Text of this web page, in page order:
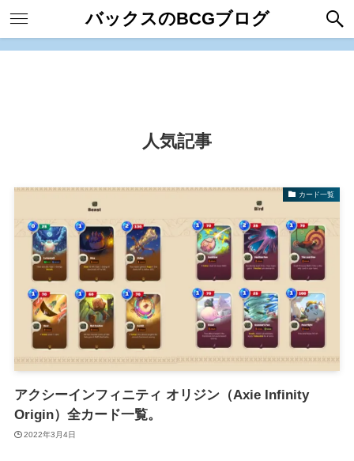
バックスのBCGブログ
人気記事
カード一覧
アクシーインフィニティ オリジン（Axie Infinity
Origin）全カード一覧。
2022年3月4日